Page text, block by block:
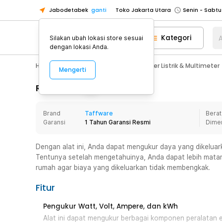
Jabodetabek ganti Toko Jakarta Utara
Toko Tangerang
Toko Cikupa
Pick n Go Jakarta Barat
Senin -
Pick n Go Bekasi
Senin - Jumat
Senin - Jumat
Senin -
Senin -
Toko Tangerang
Toko Cikupa
Senin -
Pick n Go Depok
Senin - Jumat
Kategori
Home Appliance Tester Listrik & Multimeter
Rincian Produk
Brand
Taffware
Garansi
1 Tahun Garansi Resmi
Dengan alat ini, Anda dapat mengukur daya yang
Tentunya setelah mengetahuinya, Anda dapat lebih
rumah agar biaya yang dikeluarkan tidak membengkak.
Fitur
Pengukur Watt, Volt, Ampere, dan kWh
Alat ini dapat mengukur berbagai komponen peralatan
Silakan ubah lokasi store sesuai
dengan lokasi Anda.
Mengerti